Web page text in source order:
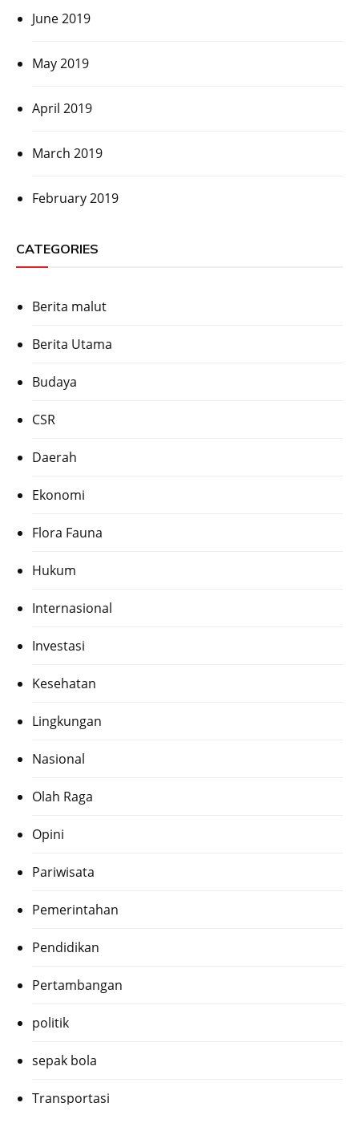
June 2019
May 2019
April 2019
March 2019
February 2019
CATEGORIES
Berita malut
Berita Utama
Budaya
CSR
Daerah
Ekonomi
Flora Fauna
Hukum
Internasional
Investasi
Kesehatan
Lingkungan
Nasional
Olah Raga
Opini
Pariwisata
Pemerintahan
Pendidikan
Pertambangan
politik
sepak bola
Transportasi